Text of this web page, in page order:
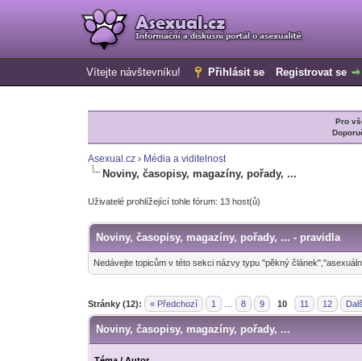
Vítejte návštevníku! Přihlásit se Registrovat se
Pro
Asexual.cz › Média a viditelnost
Noviny, časopisy, magazíny, pořady, ...
Uživatelé prohlížející tohle fórum: 13 host(ů)
Noviny, časopisy, magazíny, pořady, ... - pravidla
Nedávejte topicům v této sekci názvy typu "pěkný
Stránky (12): « Předchozí 1 8 9 10 11 12
Noviny, časopisy, magazíny, pořady, ...